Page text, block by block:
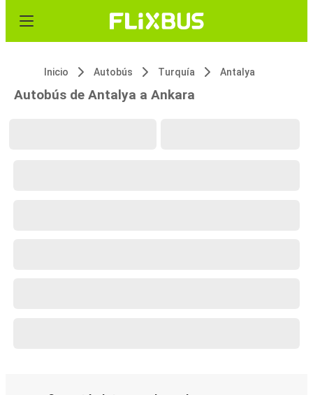
Inicio Autobús Turquía Antalya
Autobús de Antalya a Ankara